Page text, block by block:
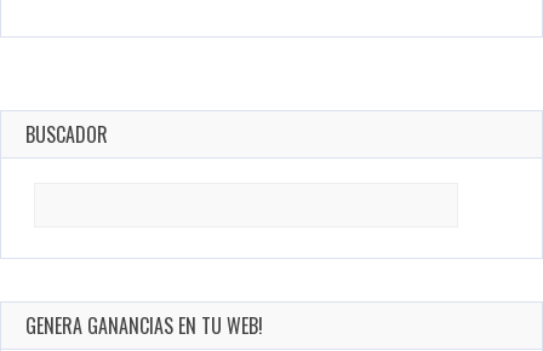
BUSCADOR
GENERA GANANCIAS EN TU WEB!